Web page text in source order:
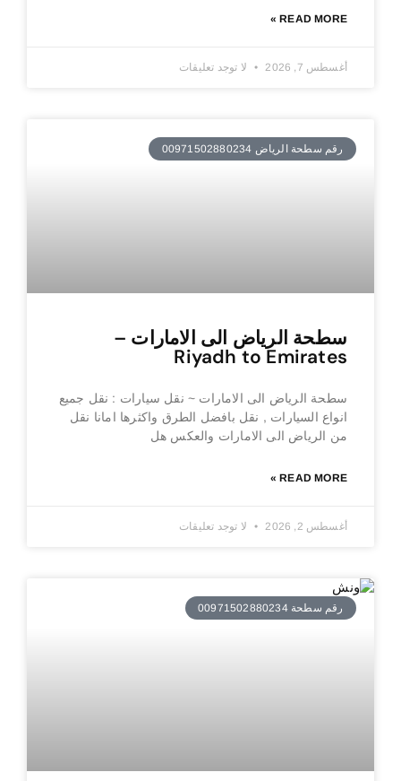
READ MORE »
أغسطس 7, 2026 لا توجد تعليقات
رقم سطحة الرياض 00971502880234
سطحة الرياض الى الامارات –
Riyadh to Emirates
سطحة الرياض الى الامارات ~ نقل سيارات : نقل جميع
انواع السيارات , نقل بافضل الطرق واكثرها امانا نقل
من الرياض الى الامارات والعكس هل
READ MORE »
أغسطس 2, 2026 لا توجد تعليقات
رقم سطحة 00971502880234